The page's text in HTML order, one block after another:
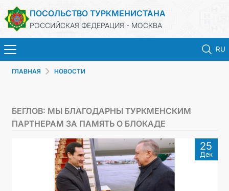
ПОСОЛЬСТВО ТУРКМЕНИСТАНА
РОССИЙСКАЯ ФЕДЕРАЦИЯ - МОСКВА
RU
КОНСУЛЬСКИЕ УСЛУГИ
ВИЗА
ГЛАВНАЯ НОВОСТИ
БЕГЛОВ: МЫ БЛАГОДАРНЫ ТУРКМЕНСКИМ
ПАРТНЕРАМ ЗА ПАМЯТЬ О БЛОКАДЕ
25
Дек